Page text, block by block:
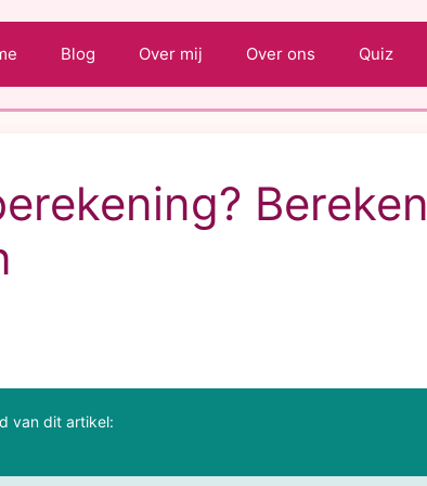
Blog Over mij Over ons Quiz
Bereken
van dit artikel: